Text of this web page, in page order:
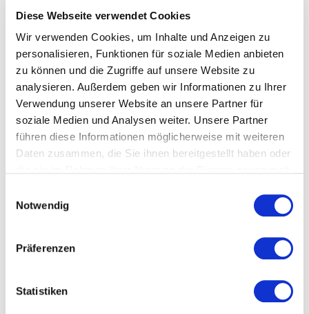
Diese Webseite verwendet Cookies
Wir verwenden Cookies, um Inhalte und Anzeigen zu
personalisieren, Funktionen für soziale Medien anbieten
zu können und die Zugriffe auf unsere Website zu
analysieren. Außerdem geben wir Informationen zu Ihrer
Verwendung unserer Website an unsere Partner für
soziale Medien und Analysen weiter. Unsere Partner
führen diese Informationen möglicherweise mit weiteren
Daten zusammen, die Sie ihnen bereitgestellt haben oder
Notwendig
Präferenzen
Statistiken
Details
18.08.2026, 09:30 Uhr — 17:00 Uhr in Geisenheim
Veranstaltungstyp:Seminar
Ort und Anfahrt